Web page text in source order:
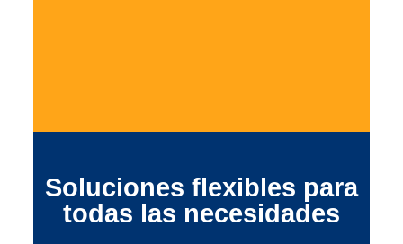
Soluciones flexibles para
todas las necesidades